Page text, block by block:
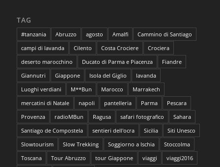
TAG
#tanzania Abruzzo agosto Amalfi
Cammino di Santiago
campi di lavanda
Cilento Costa Crociere
Crociera
deserto marocchino
Ducato di Parma e Piacenza
Fiandre
Giannutri
Giappone Isola del Giglio
lavanda
Luoghi verdiani
M**Bun Marocco
Marrakech
mercatini di Natale
napoli pantelleria Parma
Pescara
Provenza
radioMBun Ragusa safari fotografico
Sahara
Santiago de Compostela
sentieri dell'ocra Sicilia
Siti Unesco
Slowtourism
Slow Trekking Soggiorno a Ischia
Stoccolma
Toscana
Tour Abruzzo tour Giappone viaggi
viaggi2016